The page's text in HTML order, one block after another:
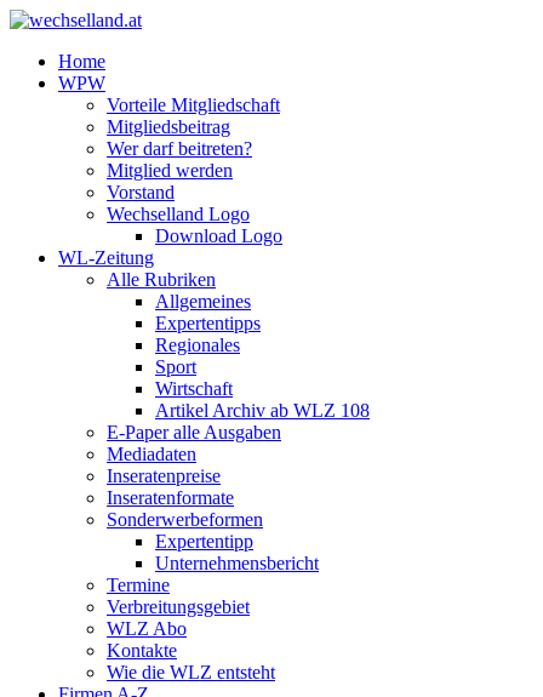
Home
WPW
Vorteile Mitgliedschaft
Mitgliedsbeitrag
Wer darf beitreten?
Mitglied werden
Vorstand
Wechselland Logo
Download Logo
WL-Zeitung
Alle Rubriken
Allgemeines
Expertentipps
Regionales
Sport
Wirtschaft
Artikel Archiv ab WLZ 108
E-Paper alle Ausgaben
Mediadaten
Inseratenpreise
Inseratenformate
Sonderwerbeformen
Expertentipp
Unternehmensbericht
Termine
Verbreitungsgebiet
WLZ Abo
Kontakte
Wie die WLZ entsteht